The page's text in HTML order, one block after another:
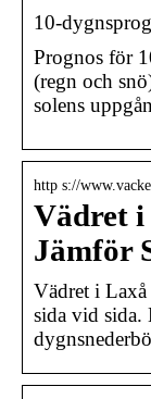
10-
Prognos för
(regn och
solens
http s://
Vädret i
Jämför
Vädret i
sida vid sida.